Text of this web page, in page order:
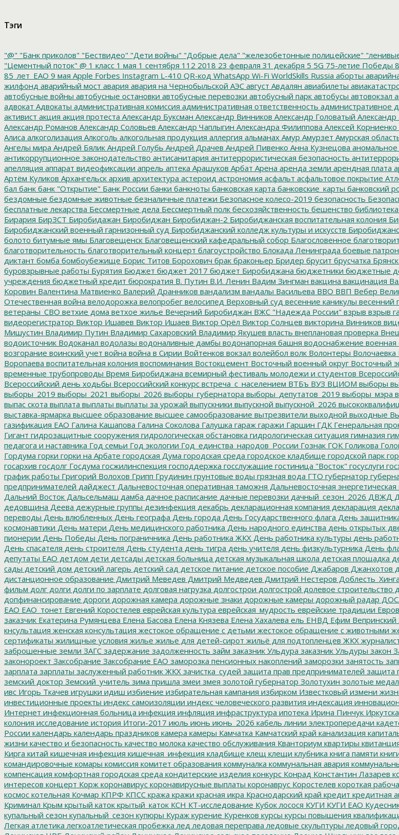
Тэги
"@" "Банк приколов" "Бествидео" "Дети войны" "Добрые дела" "железобетонные полицейские"
"Цементный поток" @ 1 класс 1 мая 1 сентября 112 2018 23 февраля 31 декабря 5 5G 75-летие Победы
85_лет_ЕАО 9 мая Apple Forbes Instagram L-410 QR-код WhatsApp Wi-Fi WorldSkills Russia аборты
жилфонд аварийный мост авария авария на Чернобыльской АЭС август Авдалян авиабилеты
автобусные войны автобусные остановки автобусные перевозки автобусный парк автобусы автовокзал
адвокат Адвокаты административная комиссия административная ответственность административное
активист акция акция протеста Александр Буксман Александр Винников Александр Головатый Александр
Александр Романов Александр Соловьев Александр Чаплыгин Александра Филиппова Алексей Корниенко
Алиса алкоголизация Алкоголь алкогольная продукция аллергия альманах Амур Амурзет Амурская
Ангелы мира Андрей Бялик Андрей Голубь Андрей Драчев Андрей Пивенко Анна Кузнецова
антикоррупционное законодательство антисанитария антитеррористическая безопасность
апелляция аппарат видеофиксации апрель аптека Арашуков Арбат Арена аренда земли арендная плата
Артём Куликов Архангельск архив архитектура астероид астрономия асфальт асфальтовое покрытие
бал банк банк "Открытие" Банк России банки банкноты банковская карта банковские_карты банковский
бездомные бездомные животные безналичные платежи Безопасное колесо-2019 безопасность
бесплатные лекарства Бессмертные дела Бессмертный полк бесхозяйственность бешенство библиотека
Бирария БирЗСТ Биробидажан Биробиджан Биробиджан-2 Биробиджанская воспитательная колония
Биробиджанский военный гарнизонный суд Биробиджанский колледж культуры и искусств
болото битумные ямы Благовещенск Благовещенский кафедральный собор Благословенное
благотворительность благотворительный концерт благоустройство Блокада Ленинграда боевые
диктант бомба бомбоубежище Борис Титов Борохович брак браконьер Бридер брусит брусчатка Брянск
буровзрывные работы Бурятия Бюджет бюджет 2017 бюджет Биробиджана бюджетники бюджетные
учреждения бюджетный кредит бюрократия В. Путин В.И. Ленин Вадим Зингман вакцина вакцинация
Коровин Валентина Матвиенко Валерий Дранников вандализм вандалы Васильева ВВО ВВП Вебер
Отечественная война велодорожка велопробег велосипед Верховный суд весенние каникулы весенний
ветераны_СВО ветхие дома ветхое жилье Вечерний Биробиджан ВЖС "Надежда России" взрыв взрыв
видеорегистратор Виктор Ишавев Виктор Ишаев Виктор Орёл Виктор Солнцев викторина Винников
Мишустин Владимир Путин Владимир Сахаровский Владимир Якушев власть внеплановая проверка
водоисточник Водоканал водолазы водоналивные дамбы водонапорная башня водоснабжение военная
возгорание воинский учет война война в Сирии Войтенков вокзал волейбол волк Волонтеры Волочаевка
Воропаева воспитательная колония воспоминания Востокцемент Восточный военный округ Восточный
временные трубопроводы Время Биробиджана всемирный фестиваль молодежи и студентов
Всероссийский день ходьбы Всероссийский конкурс встреча_с_населением ВТБъ ВУЗ ВЦИОМ выборы
выборы_2019 выборы_2021 выборы_2026 выборы_губернатора выборы_депутатов_2019 выборы_мэра
выпас скота выплата выплаты выплаты за урожай выпускники выпускной выпускной_2026
выставка-ярмарка высшее образование высшее самообразование вытрезвители выходной выходные
газификация ЕАО Галина Кашапова Галина Соколова Галушка гараж гаражи Гаршин ГДК Генеральная
Гигант гидрозащитные сооружения гидрологическая обстановка гидрологическая ситуация гимназия
педагога и наставника Год семьи Год экологии Год_единства_народов_России Гознак ГОК Голикова
Гордума горки горки на Арбате городская Дума городская среда городское кладбище городской парк
госархив госдолг Госдума госжилинспекция господдержка госслужащие гостиница "Восток" госуслуги
график работы Григорий Волохов Грипп Грудинин грунтовые воды грязная вода ГТО губернатор
предпринимателей дайджест Дальневосточная оперативная таможня Дальневосточная энергетическая
Дальний Восток Дальсельмаш дамба дачное расписание дачные перевозки дачный_сезон_2026 ДВЖД
дедовщина Деева дежурные группы дезинфекция декабрь декларационная компания декларация
переводы День влюбленных День географа День города День Государственного флага День
космонавтики День матери День медицинского работника День народного единства день открытых
пионерии День Победы День пограничника День работника ЖКХ День работника культуры день
День спасателя день строителя День студента день тигра день учителя день физкультурника День
депутаты ЕАО детдом дети детсады детская больница детская музыкальная школа детская площадка
сады детский дом детский лагерь детский сад детское питание детское пособие Джабаров Джанхотов
дистанционное образование Дмитрий Меведев Дмитрий Медведев Дмитрий Нестеров
фильм долг долги долги по зарплате долговая нагрузка долгострои долгострой долевое строительство
допфинансирование дороги дорожная камера дорожные знаки дорожные камеры дорожный радар
ЕАО ЕАО_тонет Евгений Коростелев еврейская культура еврейская_мудрость еврейские традиции
заказчик Екатерина Румянцева Елена Басова Елена Князева Елена Хахалева ель ЕНВД Ефим Вепринский
кнсультация женская консультация жестокое обращение с детьми жестокое обращение с животными
сертификаты жилищные условия жилье жилье для детей-сирот жильё для подтопленцев ЖКХ
заброшенные земли ЗАГС задержание задолженность займ заказник Ульдура заказник Ульдуры закон
законороект Заксобрание Заксобрание ЕАО заморозка пенсионных накоплений заморозки занятость
зарплата зарплаты заслуженный работник ЖКХ зачистка_судей защита прав предпринимателей защита
земский доктор Земский_учитель зима пришла змеи змея золотой губернатор Золотухин золотые
ивс Игорь Ткачев игрушки идиш избиение избирательная кампания избирком Известковый измени
инвестиционные проекты индекс самоизоляции индекс человеческого развития индексация
Интернет инфекционная больница инфекция инфляция инфраструктура ипотека Ирина Пинчук
колония исследование история Итоги-2017 июль июнь июнь_2026 кабель линии электропередачи
России календарь календарь праздников камера камеры Камчатка Камчатский край канализация
жизни качество и безопасность качество молока качество обслуживания Кванториум квартиры
Кирга китай кишечная инфекция кишечная_инфекция кладбище клещ клещи клубника книга памяти
командировочные комары комиссия комитет образования коммуналка коммунальная авария
компенсация комфортная городская среда кондитерские изделия конкурс Конрад Константин Лазарев
интересов концерт Корж коронавирус коронавирусные выплаты коронаврус Коростелев короткая
космос котельная Кочмар КПРФ КПСС кража кражи красная икра Краснодарский край кредит кредитная
Криминал Крым крытый каток крытый_каток КСН КТ-исследование Кубок лосося КУГИ КУГИ ЕАО
купальный сезон купальный_сезон купюры Кураж курение Куренков курсы курсы повышения
Легкая атлетика легкоатлетическая пробежка лед ледовая переправа ледовые скульптуры ледовый